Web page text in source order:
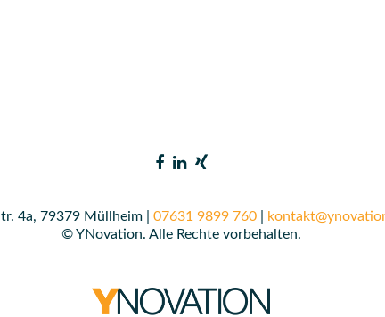
4a, 79379 Müllheim | 07631 9899 760|
© YNovation. Alle Rechte vorbehalten.